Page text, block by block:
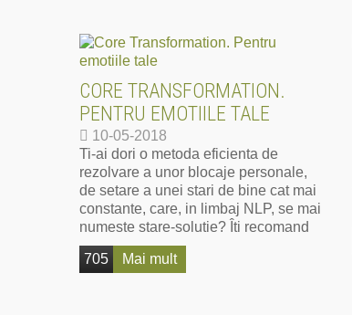
CORE TRANSFORMATION.
PENTRU EMOTIILE TALE
10-05-2018
Ti-ai dori o metoda eficienta de
rezolvare a unor blocaje personale,
de setare a unei stari de bine cat mai
constante, care, in limbaj NLP, se mai
numeste stare-solutie? Îti recomand
Mai mult
705